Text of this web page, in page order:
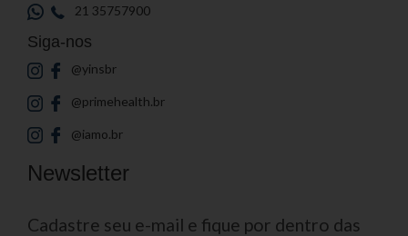
21 35757900
Siga-nos
@yinsbr
@primehealth.br
@iamo.br
Newsletter
Cadastre seu e-mail e fique por dentro das